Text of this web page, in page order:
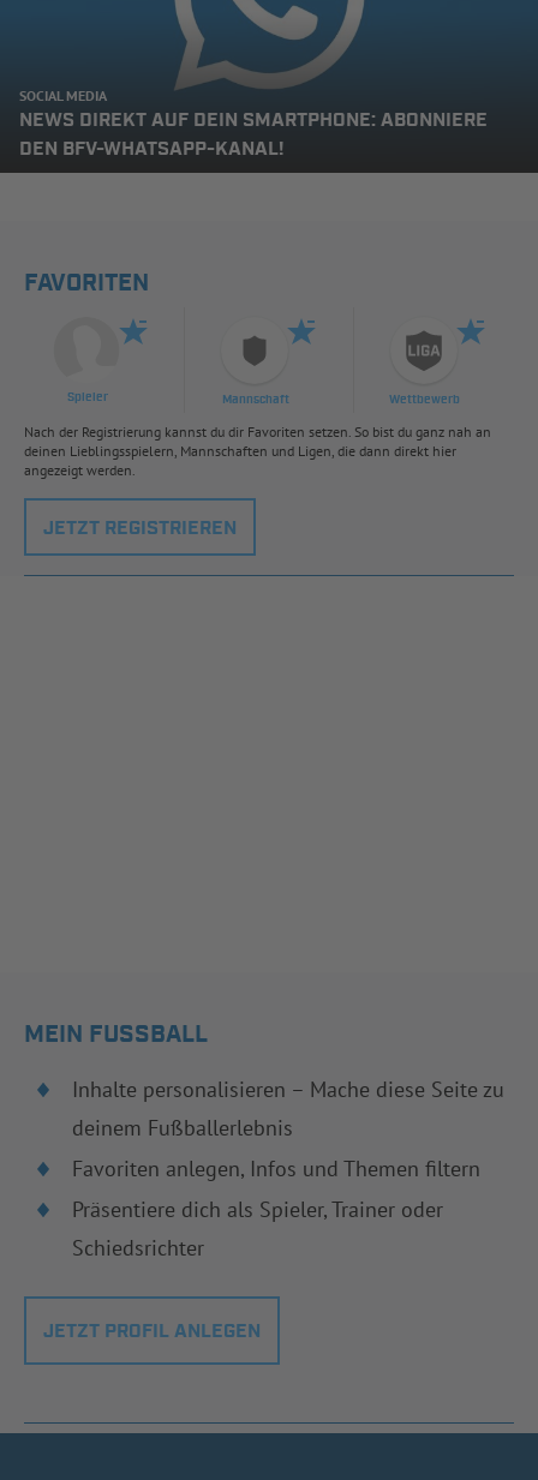
SOCIAL MEDIA
NEWS DIREKT AUF DEIN SMARTPHONE: ABONNIERE
DEN BFV-WHATSAPP-KANAL!
FAVORITEN
Spieler Mannschaft Wettbewerb
Nach der Registrierung kannst du dir Favoriten setzen. So bist du ganz nah an
deinen Lieblingsspielern, Mannschaften und Ligen, die dann direkt hier
angezeigt werden.
JETZT REGISTRIEREN
MEIN FUSSBALL
Inhalte personalisieren – Mache diese Seite zu
deinem Fußballerlebnis
Favoriten anlegen, Infos und Themen filtern
Präsentiere dich als Spieler, Trainer oder
Schiedsrichter
JETZT PROFIL ANLEGEN